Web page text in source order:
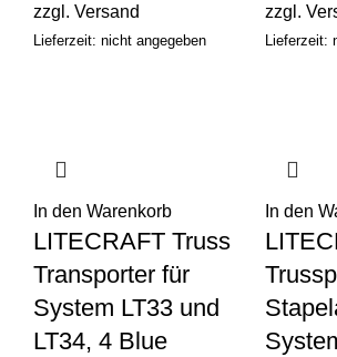
zzgl. Versand
Lieferzeit: nicht angegeben
zzgl.
Lieferzeit:
In den Warenkorb
LITECRAFT Truss
Transporter für
System LT33 und
LT34, 4 Blue
In den